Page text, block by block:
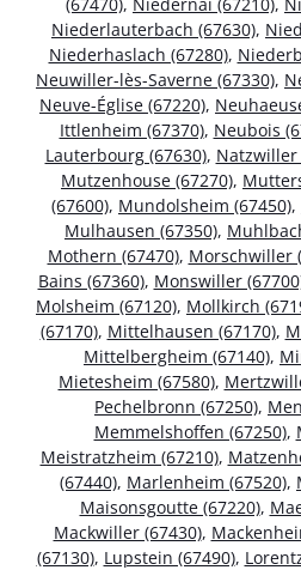
Niederlauterbach (67630),
Niederhaslach (67280),
Neuwiller-lès-Saverne (67330),
Neuve-Église (67220),
Ittlenheim (67370), Neubois
Lauterbourg (67630), Natzwiller
Mutzenhouse (67270),
(67600), Mundolsheim (67450),
Mulhausen (67350),
Mothern (67470), Morschwiller
Bains (67360), Monswiller
Molsheim (67120), Mollkirch
(67170), Mittelhausen (67170),
Mittelbergheim (67140),
Mietesheim (67580),
Pechelbronn (67250),
Memmelshoffen (67250),
Meistratzheim (67210),
(67440), Marlenheim (67520),
Maisonsgoutte (67220),
Mackwiller (67430),
(67130), Lupstein (67490),